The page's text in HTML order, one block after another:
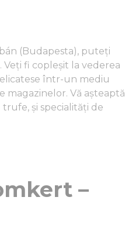
(Budapesta), puteți
fi copleșit la vederea
într-un mediu
magazinelor. Vă așteaptă
și specialități de
–